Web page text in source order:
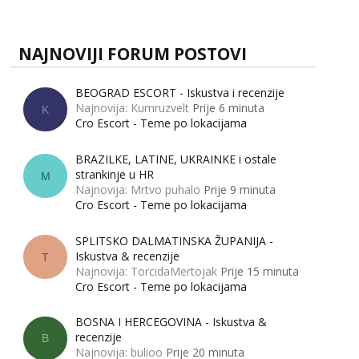
NAJNOVIJI FORUM POSTOVI
K
BEOGRAD ESCORT - Iskustva i recenzije
Najnovija: Kumruzvelt Prije 6 minuta
Cro Escort - Teme po lokacijama
M
BRAZILKE, LATINE, UKRAINKE i ostale
strankinje u HR
Najnovija: Mrtvo puhalo Prije 9 minuta
Cro Escort - Teme po lokacijama
T
SPLITSKO DALMATINSKA ŽUPANIJA -
Iskustva & recenzije
Najnovija: TorcidaMertojak Prije 15 minuta
Cro Escort - Teme po lokacijama
B
BOSNA I HERCEGOVINA - Iskustva &
recenzije
Najnovija: bulioo Prije 20 minuta